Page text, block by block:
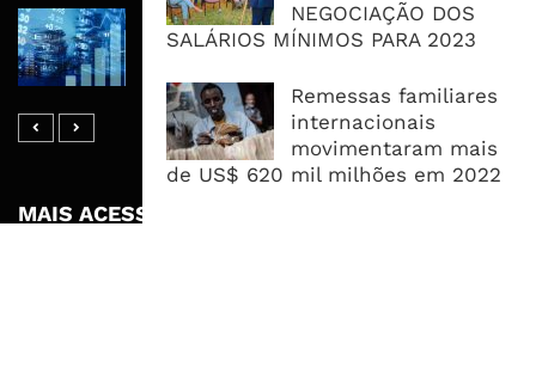
NEGOCIAÇÃO DOS
SALÁRIOS MÍNIMOS PARA 2023
Remessas familiares
internacionais
movimentaram mais
de US$ 620 mil milhões em 2022
Dívida Pública Sobe Para 75,2% do
PIB e Pressão Desloca-se Para o
MAIS ACESSADOS